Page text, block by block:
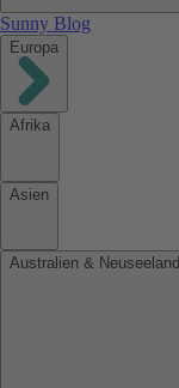
Sunny Blog
Europa
Afrika
Asien
Australien & Neuseeland